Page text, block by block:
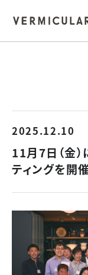
2025.12.10
11月7日（金
ティングを開